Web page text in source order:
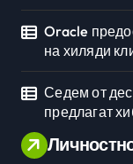
Oracle
на хиляди
Седем от
предлагат